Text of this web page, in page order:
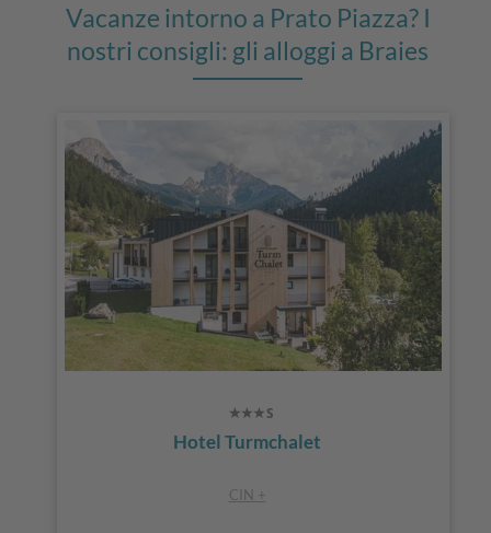
Vacanze intorno a Prato Piazza? I
nostri consigli: gli alloggi a Braies
Hotel Turmchalet
CIN +